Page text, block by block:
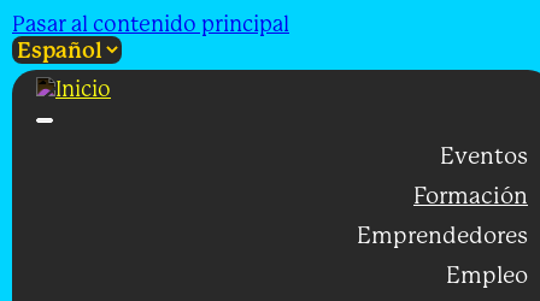
Pasar al contenido principal
Eventos
Formación
Emprendedores
Empleo